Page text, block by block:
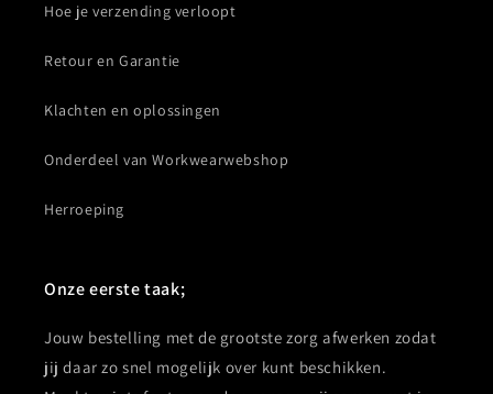
Hoe je verzending verloopt
Retour en Garantie
Klachten en oplossingen
Onderdeel van Workwearwebshop
Herroeping
Onze eerste taak;
Jouw bestelling met de grootste zorg afwerken zodat
jij daar zo snel mogelijk over kunt beschikken.